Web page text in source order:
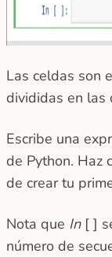
Las celdas son
divididas en las
Escribe una
de Python. Haz
de crear tu
Nota que In[ ]
número de